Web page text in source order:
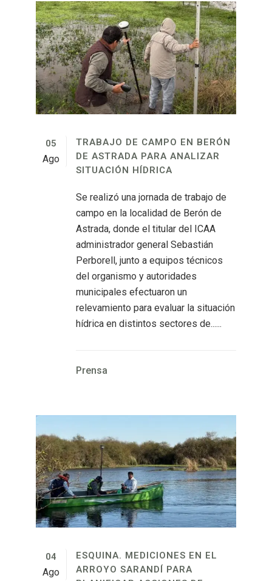
05
Ago
TRABAJO DE CAMPO EN BERÓN
DE ASTRADA PARA ANALIZAR
SITUACIÓN HÍDRICA
Se realizó una jornada de trabajo de
campo en la localidad de Berón de
Astrada, donde el titular del ICAA
administrador general Sebastián
Perborell, junto a equipos técnicos
del organismo y autoridades
municipales efectuaron un
relevamiento para evaluar la situación
hídrica en distintos sectores de......
Prensa
04
Ago
ESQUINA. MEDICIONES EN EL
ARROYO SARANDÍ PARA